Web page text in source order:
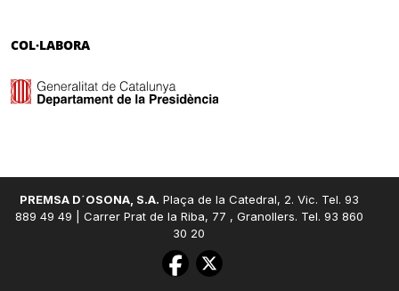
COL·LABORA
PREMSA D´OSONA, S.A. Plaça de la Catedral, 2. Vic. Tel. 93
889 49 49 | Carrer Prat de la Riba, 77 , Granollers. Tel. 93 860
30 20